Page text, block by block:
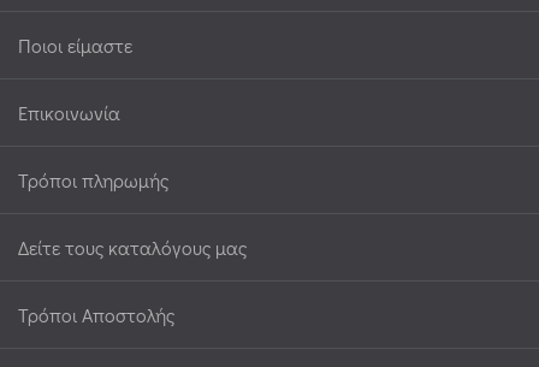
Ποιοι είμαστε
Επικοινωνία
Τρόποι πληρωμής
Δείτε τους καταλόγους μας
Τρόποι Αποστολής